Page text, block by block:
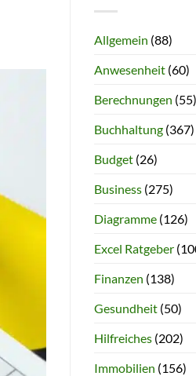
Allgemein (88)
Anwesenheit(60)
Berechnungen (55)
Buchhaltung(367)
Budget(26)
Business(275)
Diagramme(126)
Excel Ratgeber
Finanzen (138)
Gesundheit(50)
Hilfreiches(202)
Immobilien (156)